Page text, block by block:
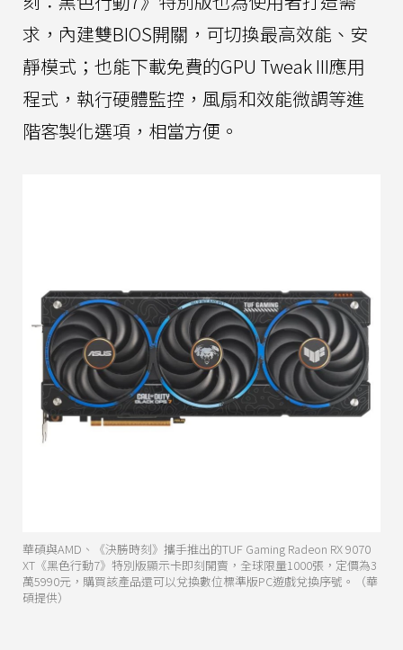
求，內建雙BIOS開關，可切換最高效能、安
靜模式；也能下載免費的GPU Tweak III應用
程式，執行硬體監控，風扇和效能微調等進
階客製化選項，相當方便。
華碩與AMD、《決勝時刻》攜手推出的TUF Gaming Radeon RX 9070
XT《黑色行動7》特別版顯示卡即刻開賣，全球限量1000張，定價為3
萬5990元，購買該產品還可以兌換數位標準版PC遊戲兌換序號。（華
碩提供）